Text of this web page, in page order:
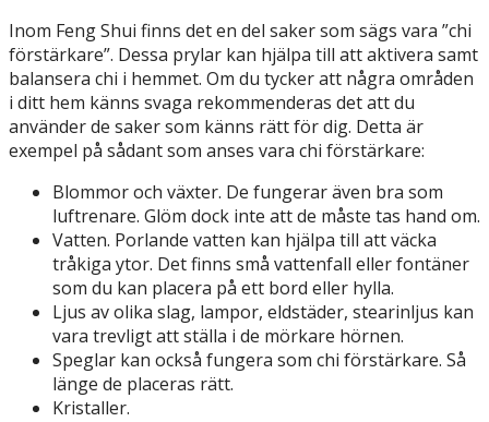
Inom Feng Shui finns det en del saker som sägs vara ”chi
förstärkare”. Dessa prylar kan hjälpa till att aktivera samt
balansera chi i hemmet. Om du tycker att några områden
i ditt hem känns svaga rekommenderas det att du
använder de saker som känns rätt för dig. Detta är
exempel på sådant som anses vara chi förstärkare:
Blommor och växter. De fungerar även bra som
luftrenare. Glöm dock inte att de måste tas hand om.
Vatten. Porlande vatten kan hjälpa till att väcka
tråkiga ytor. Det finns små vattenfall eller fontäner
som du kan placera på ett bord eller hylla.
Ljus av olika slag, lampor, eldstäder, stearinljus kan
vara trevligt att ställa i de mörkare hörnen.
Speglar kan också fungera som chi förstärkare. Så
länge de placeras rätt.
Kristaller.